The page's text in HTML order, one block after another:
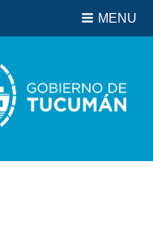
MENU